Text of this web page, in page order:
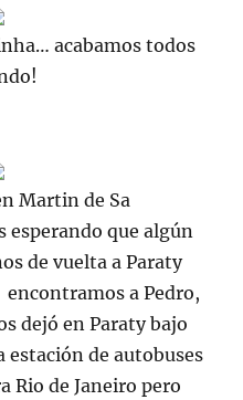
acabamos todos
Martin de Sa
esperando que algún
de vuelta a Paraty
a Pedro,
dejó en Paraty bajo
estación de autobuses
Rio de Janeiro pero